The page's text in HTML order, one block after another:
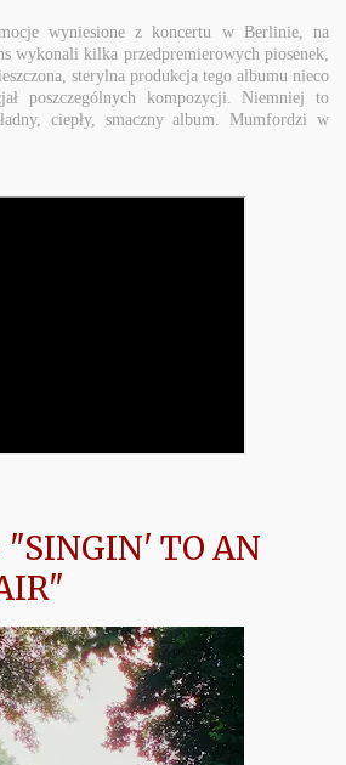
wyniesione z koncertu w Berlinie, na
wykonali kilka przedpremierowych piosenek,
sterylna produkcja tego albumu nieco
poszczególnych kompozycji. Niemniej to
ciepły, smaczny album. Mumfordzi w
"SINGIN' TO AN